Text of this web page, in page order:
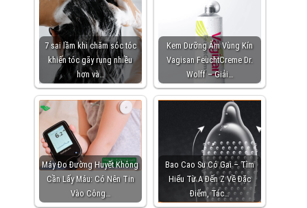
7 sai lầm khi chăm sóc tóc
khiến tóc gãy rụng nhiều
hơn và…
Kem Dưỡng Ẩm Vùng Kín
Vagisan FeuchtCreme Dr.
Wolff – Giải…
Máy Đo Đường Huyết Không
Cần Lấy Máu: Có Nên Tin
Vào Công…
Bao Cao Su Có Gai – Tìm
Hiểu Từ A Đến Z Về Đặc
Điểm, Tác…